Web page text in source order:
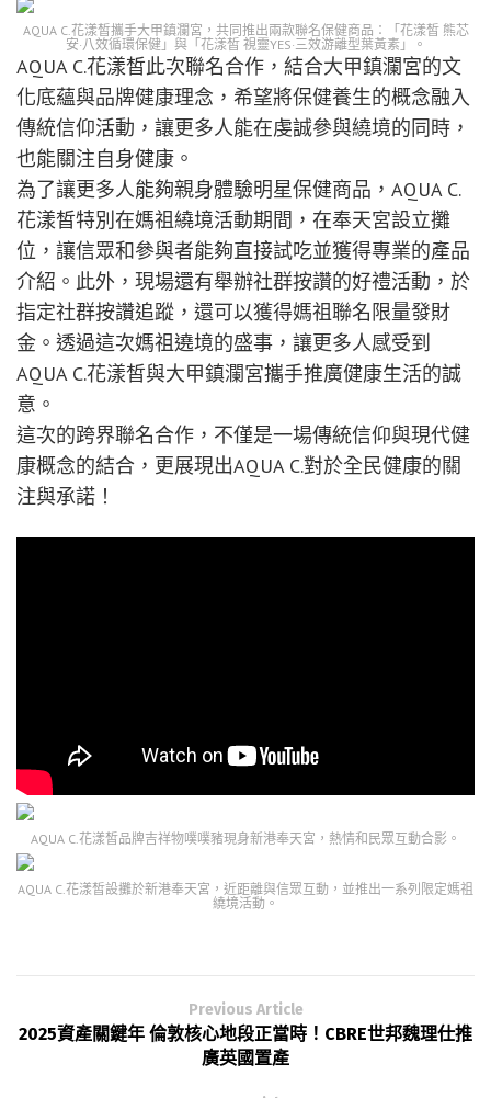
AQUA C.花漾皙攜手大甲鎮瀾宮，共同推出兩款聯名保健商品：「花漾皙 熊芯
安·八效循環保健」與「花漾皙 視靈YES·三效游離型葉黃素」。
AQUA C.花漾皙此次聯名合作，結合大甲鎮瀾宮的文
化底蘊與品牌健康理念，希望將保健養生的概念融入
傳統信仰活動，讓更多人能在虔誠參與繞境的同時，
也能關注自身健康。
為了讓更多人能夠親身體驗明星保健商品，AQUA C.
花漾皙特別在媽祖繞境活動期間，在奉天宮設立攤
位，讓信眾和參與者能夠直接試吃並獲得專業的產品
介紹。此外，現場還有舉辦社群按讚的好禮活動，於
指定社群按讚追蹤，還可以獲得媽祖聯名限量發財
金。透過這次媽祖遶境的盛事，讓更多人感受到
AQUA C.花漾皙與大甲鎮瀾宮攜手推廣健康生活的誠
意。
這次的跨界聯名合作，不僅是一場傳統信仰與現代健
康概念的結合，更展現出AQUA C.對於全民健康的關
注與承諾！
AQUA C.花漾皙品牌吉祥物噗噗豬現身新港奉天宮，熱情和民眾互動合影。
AQUA C.花漾皙設攤於新港奉天宮，近距離與信眾互動，並推出一系列限定媽祖
繞境活動。
Previous Article
2025資產關鍵年 倫敦核心地段正當時！CBRE世邦魏理仕推
廣英國置產